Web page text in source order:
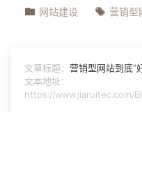
网站建设 营销型
文章标题： 营销型网站到底“
文本地址：
https://www.jiaruitec.com/